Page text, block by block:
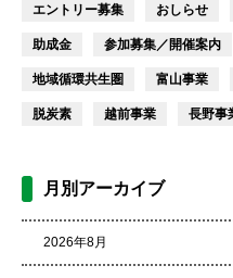
エントリー募集 おしらせ
助成金 参加募集／開催案内
地域循環共生圏 富山事業
脱炭素 越前事業 長野事
月別アーカイブ
2026年8月